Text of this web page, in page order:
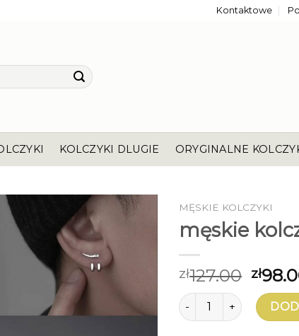
Kontaktowe
KOLCZYKI DLUGIE ORYGINALNE
MĘSKIE KOLCZYKI
męskie
zł127.00 zł
ilość męskie kolczyki